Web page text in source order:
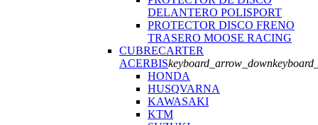
DELANTERO POLISPORT
PROTECTOR DISCO FRENO
TRASERO MOOSE RACING
CUBRECARTER
ACERBISkeyboard_arrow_down
HONDA
HUSQVARNA
KAWASAKI
KTM